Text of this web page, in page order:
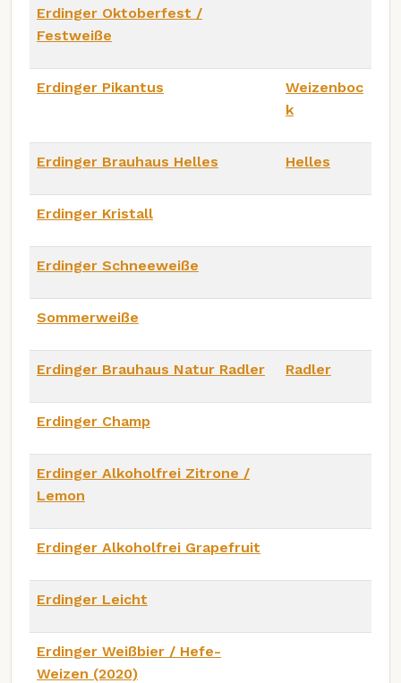
Erdinger Oktoberfest /
Festweiße
Erdinger Pikantus
Weizenboc
k
Erdinger Brauhaus Helles Helles
Erdinger Kristall
Erdinger Schneeweiße
Sommerweiße
Erdinger Brauhaus Natur Radler Radler
Erdinger Champ
Erdinger Alkoholfrei Zitrone /
Lemon
Erdinger Alkoholfrei Grapefruit
Erdinger Leicht
Erdinger Weißbier / Hefe-
Weizen (2020)